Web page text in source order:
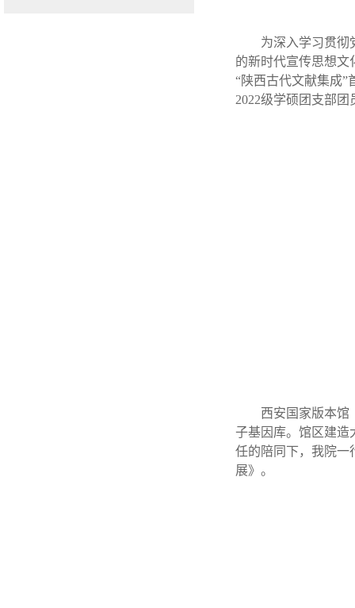
为深入学习贯彻
的新时代宣传思想文
“陕西古代文献集成
2022级学硕团支部
西安国家版本馆
子基因库。馆区建造
任的陪同下，我院
展》。